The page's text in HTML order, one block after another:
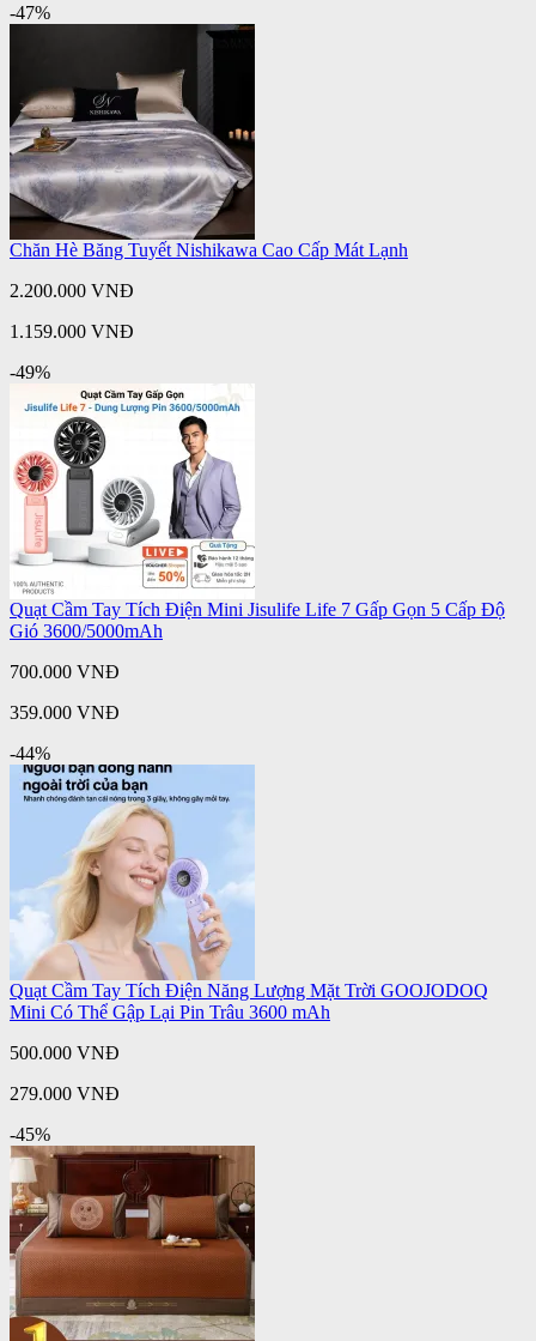
-47%
Chăn Hè Băng Tuyết Nishikawa Cao Cấp Mát Lạnh
2.200.000 VNĐ
1.159.000 VNĐ
-49%
Quạt Cầm Tay Tích Điện Mini Jisulife Life 7 Gấp Gọn 5 Cấp Độ
Gió 3600/5000mAh
700.000 VNĐ
359.000 VNĐ
-44%
Quạt Cầm Tay Tích Điện Năng Lượng Mặt Trời GOOJODOQ
Mini Có Thể Gập Lại Pin Trâu 3600 mAh
500.000 VNĐ
279.000 VNĐ
-45%